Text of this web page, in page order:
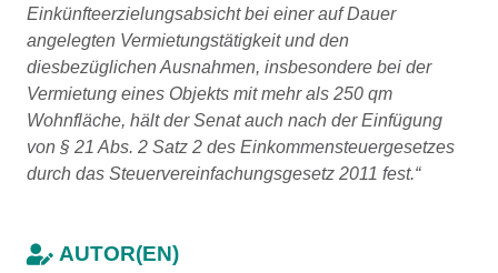
Einkünfteerzielungsabsicht bei einer auf Dauer
angelegten Vermietungstätigkeit und den
diesbezüglichen Ausnahmen, insbesondere bei der
Vermietung eines Objekts mit mehr als 250 qm
Wohnfläche, hält der Senat auch nach der Einfügung
von § 21 Abs. 2 Satz 2 des Einkommensteuergesetzes
durch das Steuervereinfachungsgesetz 2011 fest.“
AUTOR(EN)